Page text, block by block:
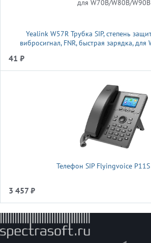
Yealink W57R Трубка SIP, степень
вибросигнал, FNR, быстрая зарядка,
41 ₽
Телефон SIP Flyingvoice
3 457 ₽